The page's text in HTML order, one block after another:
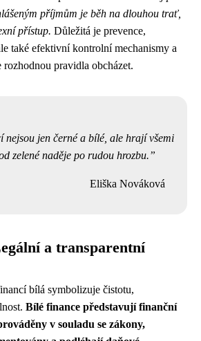
příjmům je běh na dlouhou trať,
přístup. Důležitá je prevence,
také efektivní kontrolní mechanismy a
pravidla obcházet.
nejsou jen černé a bílé, ale hrají všemi
zelené naděje po rudou hrozbu.
Eliška Nováková
a transparentní
bílá symbolizuje čistotu,
Bílé finance představují finanční
v souladu se zákony,